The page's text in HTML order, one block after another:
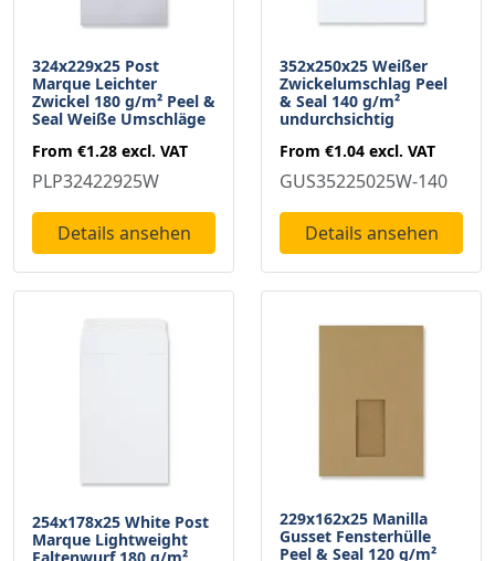
324x229x25 Post
Marque Leichter
Zwickel 180 g/m² Peel &
Seal Weiße Umschläge
From €1.28 excl. VAT
PLP32422925W
Details ansehen
352x250x25 Weißer
Zwickelumschlag Peel
& Seal 140 g/m²
undurchsichtig
From €1.04 excl. VAT
GUS35225025W-140
Details ansehen
254x178x25 White Post
Marque Lightweight
Faltenwurf 180 g/m²
229x162x25 Manilla
Gusset Fensterhülle
Peel & Seal 120 g/m²